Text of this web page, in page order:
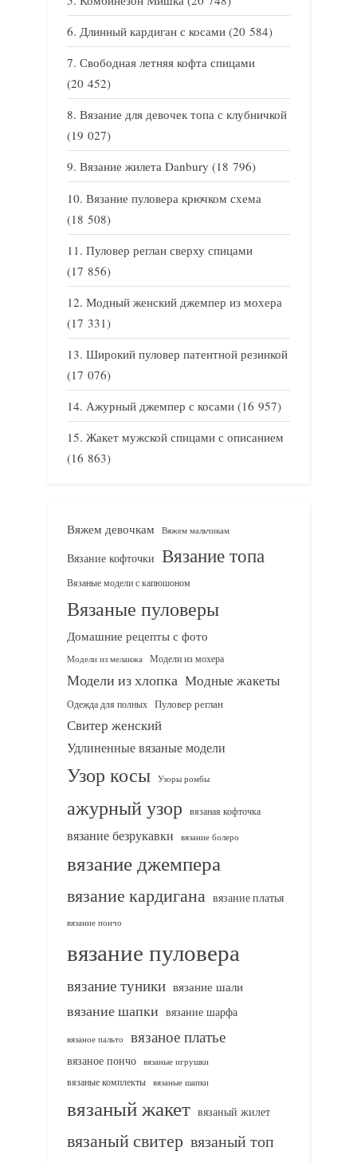
Длинный кардиган с косами (20 584)
Свободная летняя кофта спицами
(20 452)
Вязание для девочек топа с клубничкой
(19 027)
Вязание жилета Danbury (18 796)
Вязание пуловера крючком схема
(18 508)
Пуловер реглан сверху спицами
(17 856)
Модный женский джемпер из мохера
(17 331)
Широкий пуловер патентной резинкой
(17 076)
Ажурный джемпер с косами (16 957)
Жакет мужской спицами с описанием
(16 863)
Вяжем девочкам Вяжем мальчикам
Вязание кофточки Вязание топа
Вязаные модели с капюшоном
Вязаные пуловеры
Домашние рецепты с фото
Модели из меланжа Модели из мохера
Модели из хлопка Модные жакеты
Одежда для полных Пуловер реглан
Свитер женский
Удлиненные вязаные модели
Узор косы Узоры ромбы
ажурный узор вязаная кофточка
вязание безрукавки вязание болеро
вязание джемпера
вязание кардигана вязание платья
вязание пончо
вязание пуловера
вязание туники вязание шали
вязание шапки вязание шарфа
вязаное пальто вязаное платье
вязаное пончо вязаные игрушки
вязаные комплекты
вязаные шапки
вязаный жакет вязаный жилет
вязаный свитер вязаный топ